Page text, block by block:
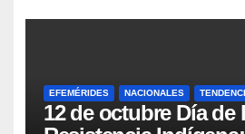
EFEMÉRIDES NACIONALES
12 de octubre Día de